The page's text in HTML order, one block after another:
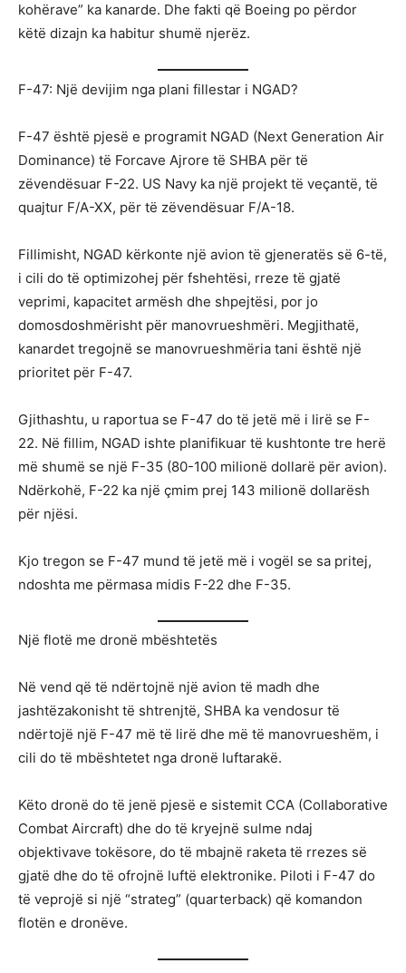
kohërave” ka kanarde. Dhe fakti që Boeing po përdor
këtë dizajn ka habitur shumë njerëz.
F-47: Një devijim nga plani fillestar i NGAD?
F-47 është pjesë e programit NGAD (Next Generation Air
Dominance) të Forcave Ajrore të SHBA për të
zëvendësuar F-22. US Navy ka një projekt të veçantë, të
quajtur F/A-XX, për të zëvendësuar F/A-18.
Fillimisht, NGAD kërkonte një avion të gjeneratës së 6-të,
i cili do të optimizohej për fshehtësi, rreze të gjatë
veprimi, kapacitet armësh dhe shpejtësi, por jo
domosdoshmërisht për manovrueshmëri. Megjithatë,
kanardet tregojnë se manovrueshmëria tani është një
prioritet për F-47.
Gjithashtu, u raportua se F-47 do të jetë më i lirë se F-
22. Në fillim, NGAD ishte planifikuar të kushtonte tre herë
më shumë se një F-35 (80-100 milionë dollarë për avion).
Ndërkohë, F-22 ka një çmim prej 143 milionë dollarësh
për njësi.
Kjo tregon se F-47 mund të jetë më i vogël se sa pritej,
ndoshta me përmasa midis F-22 dhe F-35.
Një flotë me dronë mbështetës
Në vend që të ndërtojnë një avion të madh dhe
jashtëzakonisht të shtrenjtë, SHBA ka vendosur të
ndërtojë një F-47 më të lirë dhe më të manovrueshëm, i
cili do të mbështetet nga dronë luftarakë.
Këto dronë do të jenë pjesë e sistemit CCA (Collaborative
Combat Aircraft) dhe do të kryejnë sulme ndaj
objektivave tokësore, do të mbajnë raketa të rrezes së
gjatë dhe do të ofrojnë luftë elektronike. Piloti i F-47 do
të veprojë si një “strateg” (quarterback) që komandon
flotën e dronëve.